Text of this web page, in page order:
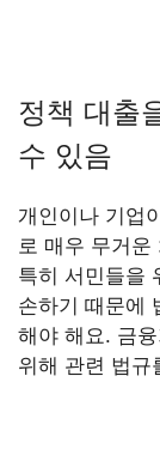
정책 대출
수 있음
개인이나 기업
로 매우 무거
특히 서민들을
손하기 때문에
해야 해요. 금
위해 관련 법규